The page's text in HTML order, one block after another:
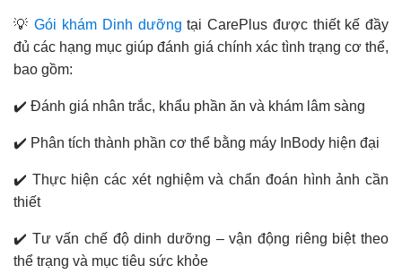
💡Gói khám Dinh dưỡng tại CarePlus được thiết kế đầy
đủ các hạng mục giúp đánh giá chính xác tình trạng cơ thể,
bao gồm:
✔️ Đánh giá nhân trắc, khẩu phần ăn và khám lâm sàng
✔️ Phân tích thành phần cơ thể bằng máy InBody hiện đại
✔️ Thực hiện các xét nghiệm và chẩn đoán hình ảnh cần
thiết
✔️ Tư vấn chế độ dinh dưỡng – vận động riêng biệt theo
thể trạng và mục tiêu sức khỏe